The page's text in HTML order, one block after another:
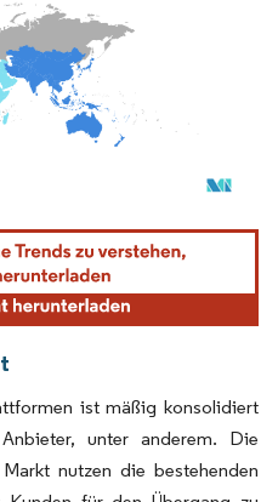
erfordert Namensnennung gemäß
ist mäßig konsolidiert
unter anderem. Die
nutzen die bestehenden